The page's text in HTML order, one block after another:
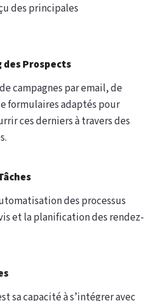
des principales
Prospects
campagnes par email, de
formulaires adaptés pour
ces derniers à travers des
des processus
et la planification des rendez-
sa capacité à s’intégrer avec